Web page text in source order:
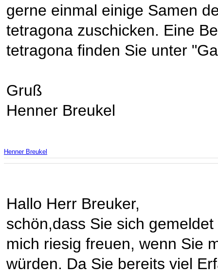
gerne einmal einige Samen
tetragona zuschicken. Eine
tetragona finden Sie unter
Gruß
Henner Breukel
Henner Breukel
Hallo Herr Breuker,
schön,dass Sie sich
mich riesig freuen, wenn Sie
würden. Da Sie bereits viel